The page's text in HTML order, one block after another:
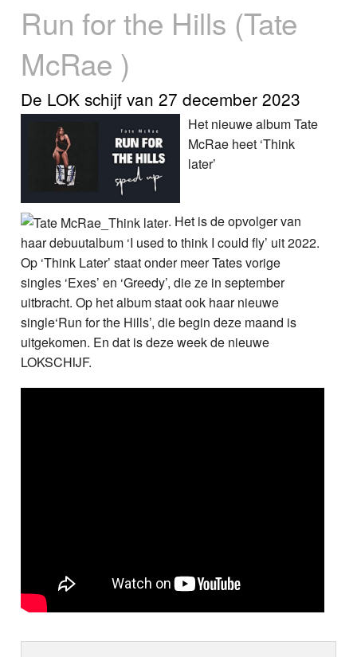
Video
Webcam
Info
Run for the Hills (Tate
McRae )
De LOK schijf van 27 december 2023
Het nieuwe album Tate
McRae heet ‘Think
later’
. Het is de opvolger van
haar debuutalbum ‘I used to think I could fly’ uit 2022.
Op ‘Think Later’ staat onder meer Tates vorige
singles ‘Exes’ en ‘Greedy’, die ze in september
uitbracht. Op het album staat ook haar nieuwe
single‘Run for the Hills’, die begin deze maand is
uitgekomen. En dat is deze week de nieuwe
LOKSCHIJF.